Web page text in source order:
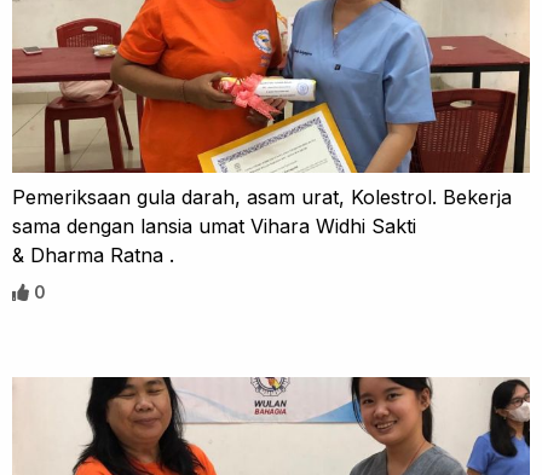
Pemeriksaan gula darah, asam urat, Kolestrol. Bekerja
sama dengan lansia umat Vihara Widhi Sakti
& Dharma Ratna .
0